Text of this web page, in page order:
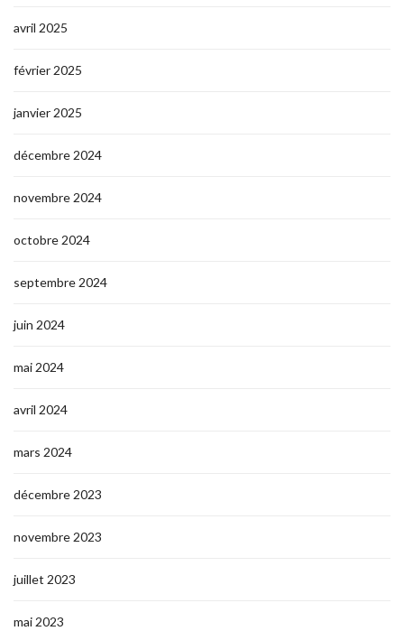
avril 2025
février 2025
janvier 2025
décembre 2024
novembre 2024
octobre 2024
septembre 2024
juin 2024
mai 2024
avril 2024
mars 2024
décembre 2023
novembre 2023
juillet 2023
mai 2023